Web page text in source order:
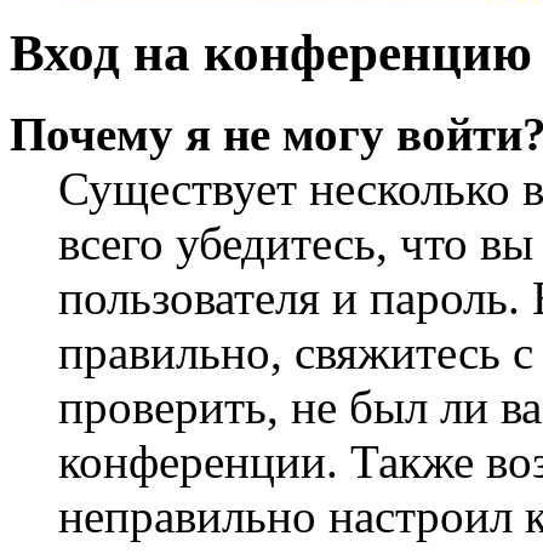
Вход на конференцию
Почему я не могу
Существует
всего убедитесь, что
пользователя и
правильно, свяжитесь
проверить, не был ли
конференции. Также
неправильно